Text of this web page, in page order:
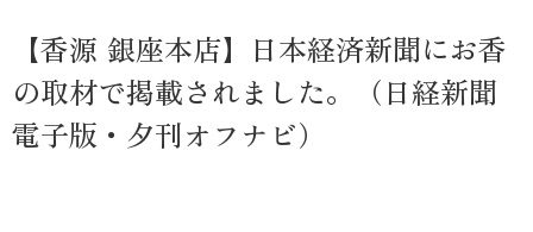
【香源 銀座本店】日本経済新聞にお香
の取材で掲載されました。（日経新聞
電子版・夕刊オフナビ）